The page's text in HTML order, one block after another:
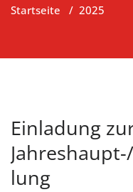
Startseite / 2025
Einladung
lung